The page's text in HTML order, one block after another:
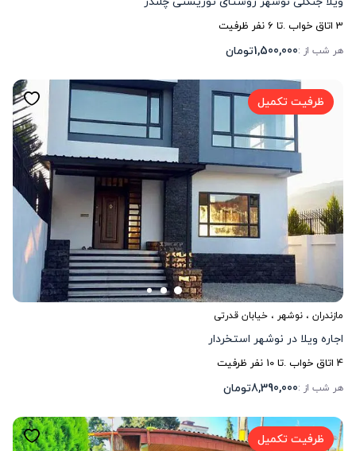
3 اتاق خواب .تا 6نفر ظرفیت
هر شب از :1,500,000تومان
ظرفیت تکمیل
مازندران ، نوشهر ، خیابان قدرتی
اجاره ویلا در نوشهر استخردار
4 اتاق خواب .تا10 نفر ظرفیت
هر شب از :8,390,000تومان
ظرفیت تکمیل